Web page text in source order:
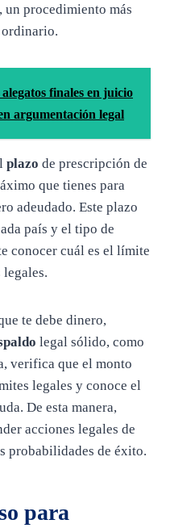
procedimiento más
finales en juicio
argumentación legal
plazo de prescripción de
que tienes para
adeudado. Este plazo
país y el tipo de
conocer cuál es el límite
te debe dinero,
legal sólido, como
verifica que el monto
legales y conoce el
De esta manera,
acciones legales de
probabilidades de éxito.
para